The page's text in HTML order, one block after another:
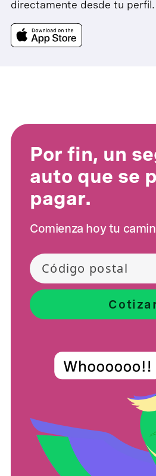
directamente desde tu perfil.
Por fin, un
auto que se
pagar.
Comienza hoy tu